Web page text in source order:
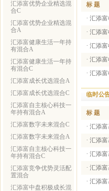
汇添富优势企业精选混
合C
汇添富优势企业精选混
合A
汇添富健康生活一年持
有混合A
汇添富健康生活一年持
有混合C
汇添富成长优选混合A
汇添富成长优选混合C
汇添富自主核心科技一
年持有混合A
汇添富数字未来混合C
汇添富数字未来混合A
汇添富自主核心科技一
年持有混合C
汇添富竞争优势灵活配
置混合
汇添富中盘积极成长混
标 题
· 汇添富
· 汇添富
· 汇添富
· 汇添富
· 汇添富
临时公
标 题
· 汇添
· 汇添
· 汇添
· 汇添
· 汇添